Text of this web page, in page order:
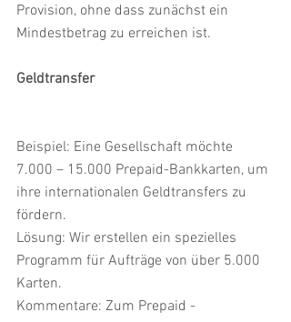
Provision, ohne dass zunächst ein
Mindestbetrag zu erreichen ist.
Geldtransfer
Beispiel: Eine Gesellschaft möchte
7.000 – 15.000 Prepaid-Bankkarten, um
ihre internationalen Geldtransfers zu
fördern.
Lösung: Wir erstellen ein spezielles
Programm für Aufträge von über 5.000
Karten.
Kommentare: Zum Prepaid -